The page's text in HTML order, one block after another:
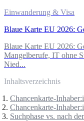
Einwanderung & Visa
Blaue Karte EU 2026:
Blaue Karte EU 2026:
Mangelberufe, IT ohne
Nied...
Inhaltsverzeichnis
Chancenkarte-
Chancenkarte-
Suchphase vs. nach